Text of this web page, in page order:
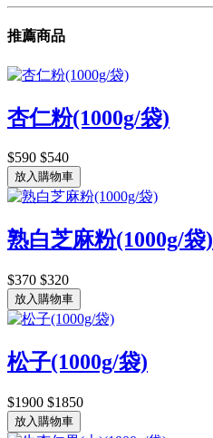
推薦商品
杏仁粉(1000g/袋)
$590 $540
放入購物車
熟白芝麻粉(1000g/袋)
$370 $320
放入購物車
松子(1000g/袋)
$1900 $1850
放入購物車